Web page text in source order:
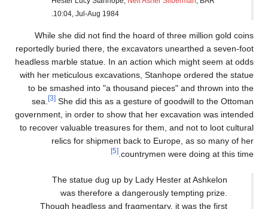
10:04, Jul-Aug 1984.
While she did not find the hoard of three million gold coins
reportedly buried there, the excavators unearthed a seven-foot
headless marble statue. In an action which might seem at odds
with her meticulous excavations, Stanhope ordered the statue
to be smashed into "a thousand pieces" and thrown into the
sea.
[3] She did this as a gesture of goodwill to the Ottoman
government, in order to show that her excavation was intended
to recover valuable treasures for them, and not to loot cultural
relics for shipment back to Europe, as so many of her
countrymen were doing at this time.
[5]
The statue dug up by Lady Hester at Ashkelon
was therefore a dangerously tempting prize.
Though headless and fragmentary, it was the first